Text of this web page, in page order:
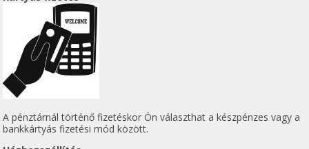
A pénztárnál történő fizetéskor Ön választhat a készpénzes vagy a
bankkártyás fizetési mód között.